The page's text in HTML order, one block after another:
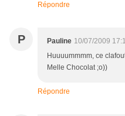
Répondre
P Pauline 10/07/2009
Huuuummmm, ce
Melle Chocolat ;o))
Répondre